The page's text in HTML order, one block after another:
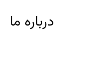
درباره ما